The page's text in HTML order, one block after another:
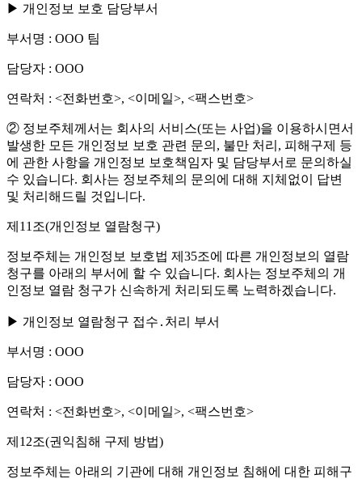
▶ 개인정보 보호 담당부서
부서명 : OOO 팀
담당자 : OOO
연락처 : <전화번호>, <이메일>, <팩스번호>
② 정보주체께서는 회사의 서비스(또는 사업)을 이용하시면서
발생한 모든 개인정보 보호 관련 문의, 불만 처리, 피해구제 등
에 관한 사항을 개인정보 보호책임자 및 담당부서로 문의하실
수 있습니다. 회사는 정보주체의 문의에 대해 지체없이 답변
및 처리해드릴 것입니다.
제11조(개인정보 열람청구)
정보주체는 개인정보 보호법 제35조에 따른 개인정보의 열람
청구를 아래의 부서에 할 수 있습니다. 회사는 정보주체의 개
인정보 열람 청구가 신속하게 처리되도록 노력하겠습니다.
▶ 개인정보 열람청구 접수․처리 부서
부서명 : OOO
담당자 : OOO
연락처 : <전화번호>, <이메일>, <팩스번호>
제12조(권익침해 구제 방법)
정보주체는 아래의 기관에 대해 개인정보 침해에 대한 피해구